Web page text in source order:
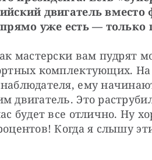
двигатель вместо
прямо уже есть — только
мастерски вам пудрят
комплектующих.
ему
двигатель. Это
будет все отлично. Ну
Когда я слышу